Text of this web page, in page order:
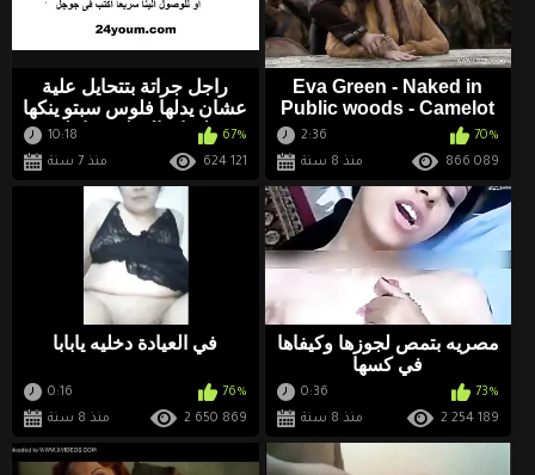
راجل جراتة بتتحايل علية
عشان يدلها فلوس سبتو ينكها
علشان الفولوس احلى
10:18
67%
منذ 7 سنة
624 121
Eva Green - Naked in
Public woods - Camelot
2:36
70%
منذ 8 سنة
866 089
في العيادة دخليه يابابا
0:16
76%
منذ 8 سنة
2 650 869
مصريه بتمص لجوزها وكيفاها
في كسها
0:36
73%
منذ 8 سنة
2 254 189